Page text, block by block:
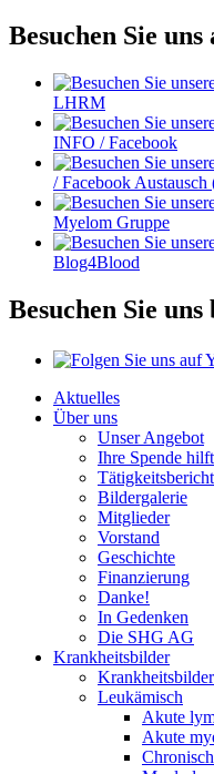
Besuchen Sie
LHRM
INFO / Facebook
/ Facebook
Myelom Gruppe
Blog4Blood
Besuchen Sie uns
Aktuelles
Über uns
Unser Angebot
Ihre Spende hilft
Bildergalerie
Mitglieder
Vorstand
Geschichte
Finanzierung
Danke!
In Gedenken
Die SHG AG
Krankheitsbilder
Leukämisch
Akute
Akute